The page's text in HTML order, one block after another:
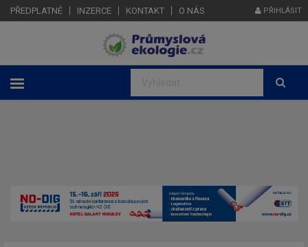
PŘEDPLATNÉ INZERCE KONTAKT O NÁS PŘIHLÁSIT